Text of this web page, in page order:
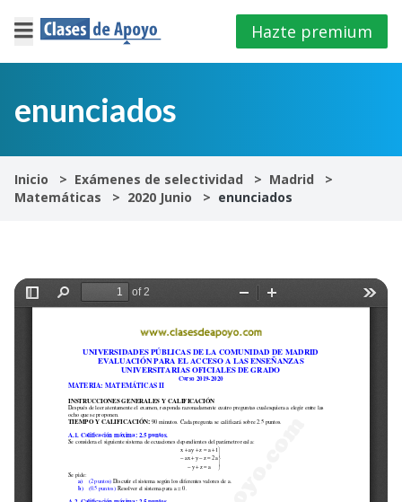
×
sesión
1º
Bachillerato
Selectividad
Hazte premium
enunciados
Inicio Exámenes de selectividad
Madrid
Matemáticas
2020 Junio enunciados